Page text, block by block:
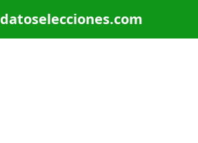
datoselecciones.com